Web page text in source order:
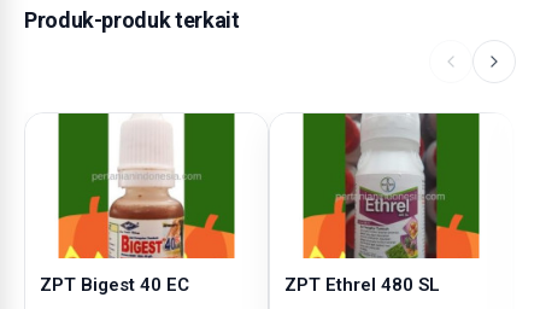
Produk-produk terkait
ZPT Bigest 40 EC ZPT Ethrel 480 SL